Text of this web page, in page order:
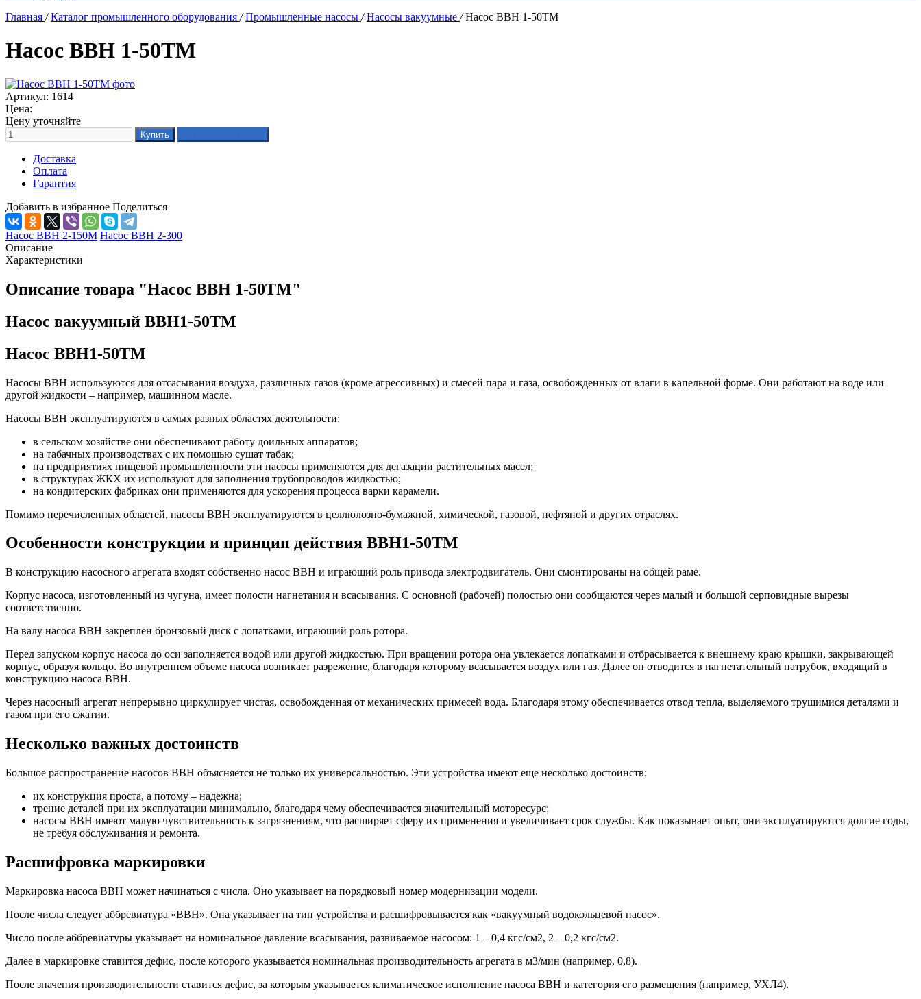
Главная / Каталог промышленного оборудования / Промышленные насосы / Насосы вакуумные / Насос ВВН 1-50ТМ
Насос ВВН 1-50ТМ
Артикул: 1614
Цена:
Цену уточняйте
Доставка
Оплата
Гарантия
Добавить в избранное Поделиться
Насос ВВН 2-150М Насос ВВН 2-300
Описание
Характеристики
Описание товара "Насос ВВН 1-50ТМ"
Насос вакуумный ВВН1-50ТМ
Насос ВВН1-50ТМ
Насосы ВВН используются для отсасывания воздуха, различных газов (кроме агрессивных) и смесей пара и газа, освобожденных от влаги в капельной форме. Они работают на воде или
другой жидкости – например, машинном масле.
Насосы ВВН эксплуатируются в самых разных областях деятельности:
в сельском хозяйстве они обеспечивают работу доильных аппаратов;
на табачных производствах с их помощью сушат табак;
на предприятиях пищевой промышленности эти насосы применяются для дегазации растительных масел;
в структурах ЖКХ их используют для заполнения трубопроводов жидкостью;
на кондитерских фабриках они применяются для ускорения процесса варки карамели.
Помимо перечисленных областей, насосы ВВН эксплуатируются в целлюлозно-бумажной, химической, газовой, нефтяной и других отраслях.
Особенности конструкции и принцип действия ВВН1-50ТМ
В конструкцию насосного агрегата входят собственно насос ВВН и играющий роль привода электродвигатель. Они смонтированы на общей раме.
Корпус насоса, изготовленный из чугуна, имеет полости нагнетания и всасывания. С основной (рабочей) полостью они сообщаются через малый и большой серповидные вырезы
соответственно.
На валу насоса ВВН закреплен бронзовый диск с лопатками, играющий роль ротора.
Перед запуском корпус насоса до оси заполняется водой или другой жидкостью. При вращении ротора она увлекается лопатками и отбрасывается к внешнему краю крышки, закрывающей
корпус, образуя кольцо. Во внутреннем объеме насоса возникает разрежение, благодаря которому всасывается воздух или газ. Далее он отводится в нагнетательный патрубок, входящий в
конструкцию насоса ВВН.
Через насосный агрегат непрерывно циркулирует чистая, освобожденная от механических примесей вода. Благодаря этому обеспечивается отвод тепла, выделяемого трущимися деталями и
газом при его сжатии.
Несколько важных достоинств
Большое распространение насосов ВВН объясняется не только их универсальностью. Эти устройства имеют еще несколько достоинств:
их конструкция проста, а потому – надежна;
трение деталей при их эксплуатации минимально, благодаря чему обеспечивается значительный моторесурс;
насосы ВВН имеют малую чувствительность к загрязнениям, что расширяет сферу их применения и увеличивает срок службы. Как показывает опыт, они эксплуатируются долгие годы,
не требуя обслуживания и ремонта.
Расшифровка маркировки
Маркировка насоса ВВН может начинаться с числа. Оно указывает на порядковый номер модернизации модели.
После числа следует аббревиатура «ВВН». Она указывает на тип устройства и расшифровывается как «вакуумный водокольцевой насос».
Число после аббревиатуры указывает на номинальное давление всасывания, развиваемое насосом: 1 – 0,4 кгс/см2, 2 – 0,2 кгс/см2.
Далее в маркировке ставится дефис, после которого указывается номинальная производительность агрегата в м3/мин (например, 0,8).
После значения производительности ставится дефис, за которым указывается климатическое исполнение насоса ВВН и категория его размещения (например, УХЛ4).